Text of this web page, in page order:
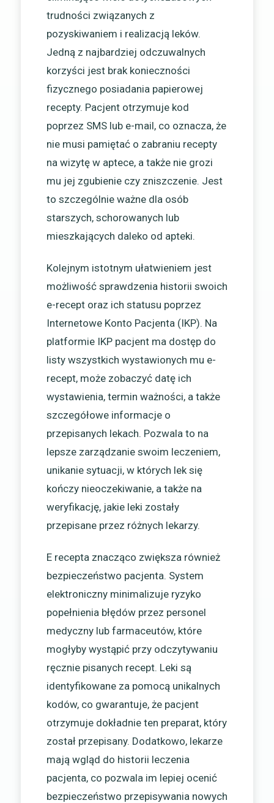
trudności związanych z
pozyskiwaniem i realizacją leków.
Jedną z najbardziej odczuwalnych
korzyści jest brak konieczności
fizycznego posiadania papierowej
recepty. Pacjent otrzymuje kod
poprzez SMS lub e-mail, co oznacza, że
nie musi pamiętać o zabraniu recepty
na wizytę w aptece, a także nie grozi
mu jej zgubienie czy zniszczenie. Jest
to szczególnie ważne dla osób
starszych, schorowanych lub
mieszkających daleko od apteki.
Kolejnym istotnym ułatwieniem jest
możliwość sprawdzenia historii swoich
e-recept oraz ich statusu poprzez
Internetowe Konto Pacjenta (IKP). Na
platformie IKP pacjent ma dostęp do
listy wszystkich wystawionych mu e-
recept, może zobaczyć datę ich
wystawienia, termin ważności, a także
szczegółowe informacje o
przepisanych lekach. Pozwala to na
lepsze zarządzanie swoim leczeniem,
unikanie sytuacji, w których lek się
kończy nieoczekiwanie, a także na
weryfikację, jakie leki zostały
przepisane przez różnych lekarzy.
E recepta znacząco zwiększa również
bezpieczeństwo pacjenta. System
elektroniczny minimalizuje ryzyko
popełnienia błędów przez personel
medyczny lub farmaceutów, które
mogłyby wystąpić przy odczytywaniu
ręcznie pisanych recept. Leki są
identyfikowane za pomocą unikalnych
kodów, co gwarantuje, że pacjent
otrzymuje dokładnie ten preparat, który
został przepisany. Dodatkowo, lekarze
mają wgląd do historii leczenia
pacjenta, co pozwala im lepiej ocenić
bezpieczeństwo przepisywania nowych